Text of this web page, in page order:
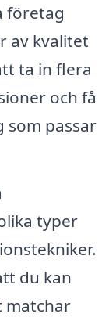
företag
av kvalitet
ta in flera
och få
som passar
typer
du kan
matchar